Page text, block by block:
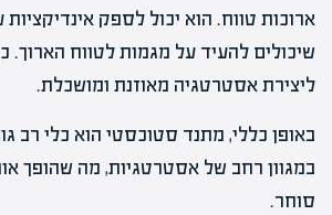
ארוכות טווח. הוא יכול לספק אינדיקציות
שיכולים להעיד על מגמות לטווח הארוך.
ליצירת אסטרטגיה מאוזנת ומושכלת.
באופן כללי, מתנד סטוכסטי הוא כלי רב
במגוון רחב של אסטרטגיות, מה שהופך
סוחר.